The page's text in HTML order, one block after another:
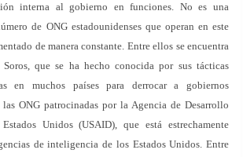
interna al gobierno en funciones. No es una
de ONG estadounidenses que operan en este
de manera constante. Entre ellos se encuentra
que se ha hecho conocida por sus tácticas
en muchos países para derrocar a gobiernos
ONG patrocinadas por la Agencia de Desarrollo
Unidos (USAID), que está estrechamente
de inteligencia de los Estados Unidos. Entre